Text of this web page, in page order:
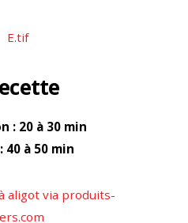
: 20 à 30 min
40 à 50 min